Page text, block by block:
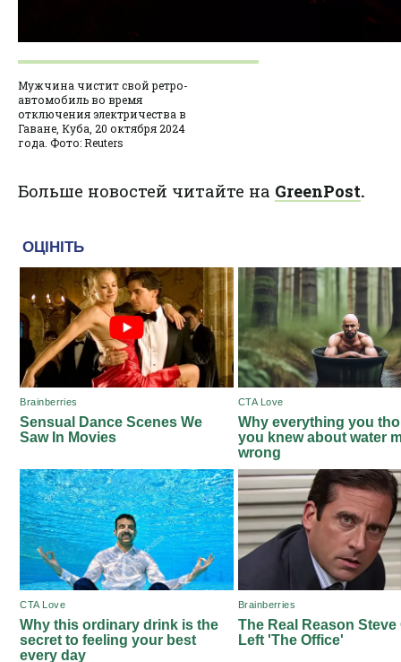
Мужчина чистит свой ретро-
автомобиль во время
отключения электричества в
Гаване, Куба, 20 октября 2024
года. Фото: Reuters
Больше новостей читайте на GreenPost.